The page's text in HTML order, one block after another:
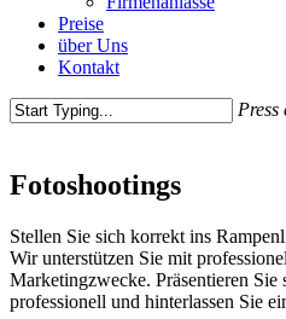
Preise
über Uns
Kontakt
Fotoshootings
Stellen Sie sich korrekt ins
Wir unterstützen Sie mit
Marketingzwecke. Präsentieren Sie
professionell und hinterlassen Sie